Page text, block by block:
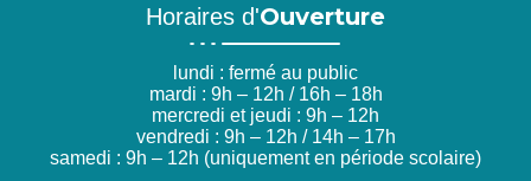
Horaires d'Ouverture
lundi : fermé au public
mardi : 9h – 12h / 16h – 18h
mercredi et jeudi : 9h – 12h
vendredi : 9h – 12h / 14h – 17h
samedi : 9h – 12h (uniquement en période scolaire)